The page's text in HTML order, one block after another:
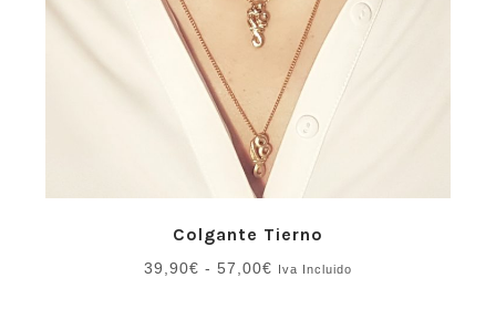
Colgante Tierno
39,90€ - 57,00€ Rango
Iva Incluido